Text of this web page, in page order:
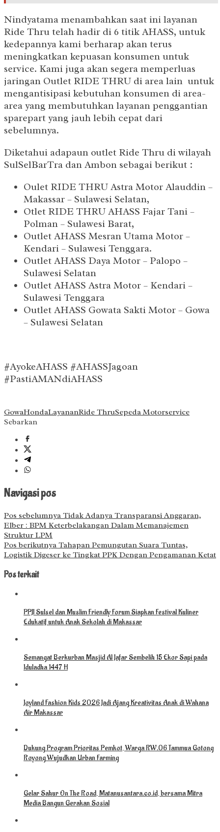
Nindyatama menambahkan saat ini layanan
Ride Thru telah hadir di 6 titik AHASS, untuk
kedepannya kami berharap akan terus
meningkatkan kepuasan konsumen untuk
service. Kami juga akan segera memperluas
jaringan Outlet RIDE THRU di area lain untuk
mengantisipasi kebutuhan konsumen di area-
area yang membutuhkan layanan penggantian
sparepart yang jauh lebih cepat dari
sebelumnya.
Diketahui adapaun outlet Ride Thru di wilayah
SulSelBarTra dan Ambon sebagai berikut :
Oulet RIDE THRU Astra Motor Alauddin –
Makassar – Sulawesi Selatan,
Otlet RIDE THRU AHASS Fajar Tani –
Polman – Sulawesi Barat,
Outlet AHASS Mesran Utama Motor –
Kendari – Sulawesi Tenggara.
Outlet AHASS Daya Motor – Palopo –
Sulawesi Selatan
Outlet AHASS Astra Motor – Kendari –
Sulawesi Tenggara
Outlet AHASS Gowata Sakti Motor – Gowa
– Sulawesi Selatan
#AyokeAHASS #AHASSJagoan
#PastiAMANdiAHASS
GowaHondaLayananRide ThruSepeda Motorservice
Sebarkan
Navigasi pos
Pos sebelumnya Tidak Adanya Transparansi Anggaran,
Elber : BPM Keterbelakangan Dalam Memanajemen
Struktur LPM
Pos berikutnya Tahapan Pemungutan Suara Tuntas,
Logistik Digeser ke Tingkat PPK Dengan Pengamanan Ketat
Pos terkait
PPJI Sulsel dan Muslim Friendly Forum Siapkan Festival Kuliner
Edukatif untuk Anak Sekolah di Makassar
Semangat Berkurban Masjid Al Jafar Sembelih 15 Ekor Sapi pada
Iduladha 1447 H
Joyland Fashion Kids 2026 Jadi Ajang Kreativitas Anak di Wahana
Air Makassar
Dukung Program Prioritas Pemkot, Warga RW.06 Tammua Gotong
Royong Wujudkan Urban Farming
Gelar Sahur On The Road, Matanusantara.co.id, bersama Mitra
Media Bangun Gerakan Sosial